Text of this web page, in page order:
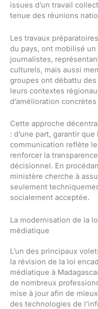
issues d’un travail
tenue des réunions
Les travaux
du pays, ont mobilisé un
journalistes,
culturels, mais aussi
groupes ont débattu
leurs contextes
d’amélioration
Cette approche
: d’une part, garantir
communication reflète
renforcer la
décisionnel. En
ministère cherche à
seulement
socialement acceptée.
La modernisation de la
médiatique
L’un des principaux
la révision de la loi
médiatique à
de nombreux
mise à jour afin de
des technologies de